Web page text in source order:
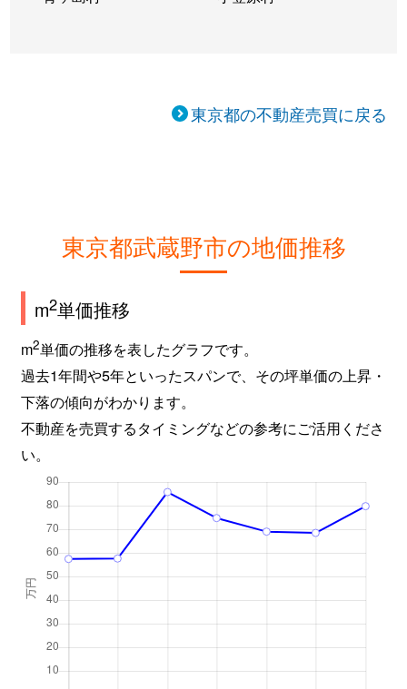
東京都の不動産売買に戻る
東京都武蔵野市の地価推移
m2単価推移
m2単価の推移を表したグラフです。
過去1年間や5年といったスパンで、その坪単価の上昇・
下落の傾向がわかります。
不動産を売買するタイミングなどの参考にご活用くださ
い。